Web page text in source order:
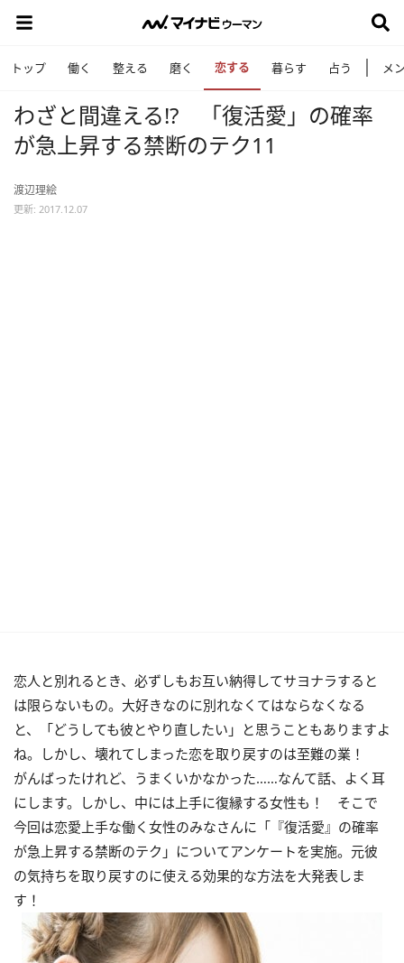
トップ 働く 整える 磨く 恋する 暮らす 占う メ
わざと間違える!? 「復活愛」の確率
が急上昇する禁断のテク11
渡辺理絵
更新: 2017.12.07
恋人と別れるとき、必ずしもお互い納得してサヨナラすると
は限らないもの。大好きなのに別れなくてはならなくなる
と、「どうしても彼とやり直したい」と思うこともありますよ
ね。しかし、壊れてしまった恋を取り戻すのは至難の業！
がんばったけれど、うまくいかなかった……なんて話、よく耳
にします。しかし、中には上手に復縁する女性も！ そこで
今回は恋愛上手な働く女性のみなさんに「『復活愛』の確率
が急上昇する禁断のテク」についてアンケートを実施。元彼
の気持ちを取り戻すのに使える効果的な方法を大発表しま
す！